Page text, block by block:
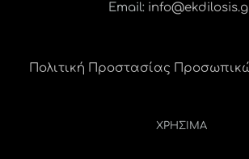
Email:
Πολιτική Προστασίας
ΧΡΗΣΙΜΑ